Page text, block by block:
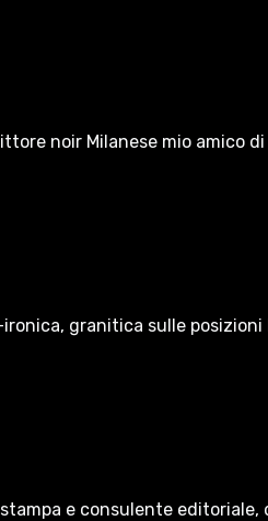
noir Milanese mio amico
granitica sulle
e consulente editoriale,